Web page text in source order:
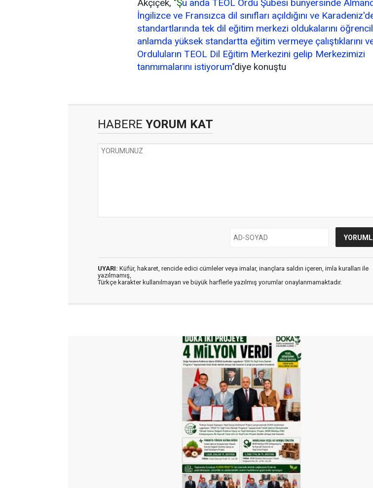
Akçiçek, "Şu anda TEOL Ordu Şubesi bünyersinde
İngilizce ve Fransızca dil sınıfları açıldığını ve
standartlarında tek dil eğitim merkezi oldukalarını
anlamda yüksek standartta eğitim vermeye çalıştıklarını
Orduluların TEOL Dil Eğitim Merkezini gelip Merkezimizi
tanmımalarını istiyorum"diye konuştu
HABERE YORUM KAT
UYARI: Küfür, hakaret, rencide edici cümleler veya imalar, inançlara saldırı içeren, imla kuralları ile
yazılmamış,
Türkçe karakter kullanılmayan ve büyük harflerle yazılmış yorumlar onaylanmamaktadır.